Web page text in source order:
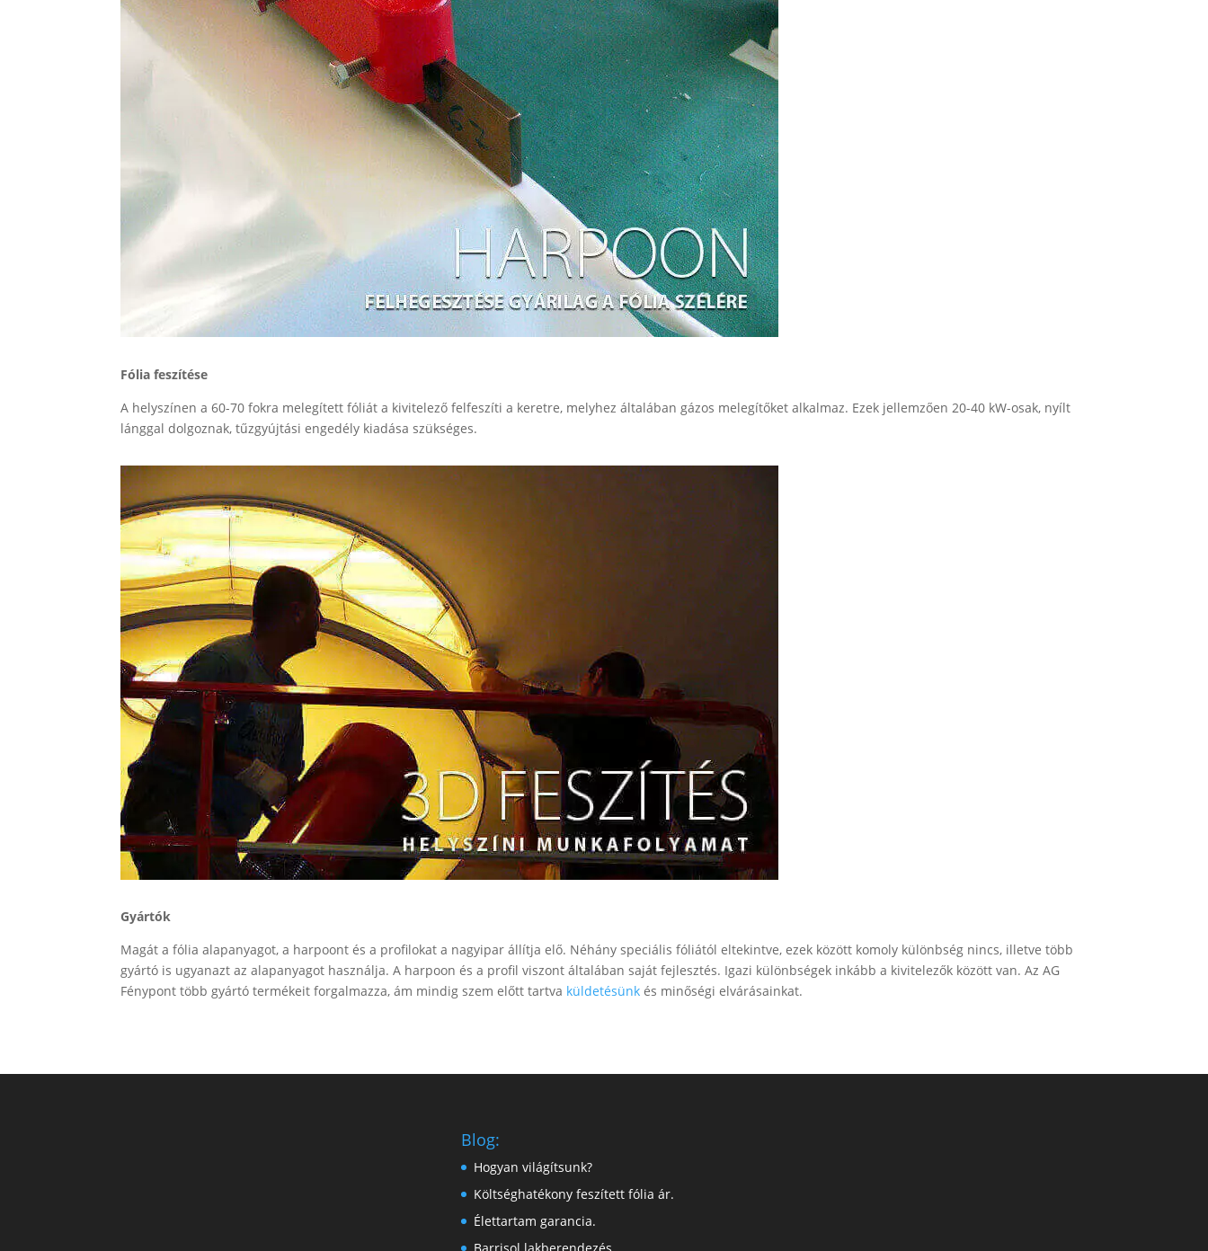
Fólia feszítése
A helyszínen a 60-70 fokra melegített fóliát a kivitelező felfeszíti a keretre, melyhez általában gázos melegítőket alkalmaz. Ezek jellemzően 20-40 kW-osak, nyílt
lánggal dolgoznak, tűzgyújtási engedély kiadása szükséges.
Gyártók
Magát a fólia alapanyagot, a harpoont és a profilokat a nagyipar állítja elő. Néhány speciális fóliától eltekintve, ezek között komoly különbség nincs, illetve több
gyártó is ugyanazt az alapanyagot használja. A harpoon és a profil viszont általában saját fejlesztés. Igazi különbségek inkább a kivitelezők között van. Az AG
Fénypont több gyártó termékeit forgalmazza, ám mindig szem előtt tartva küldetésünk és minőségi elvárásainkat.
Blog:
Hogyan világítsunk?
Költséghatékony feszített fólia ár.
Élettartam garancia.